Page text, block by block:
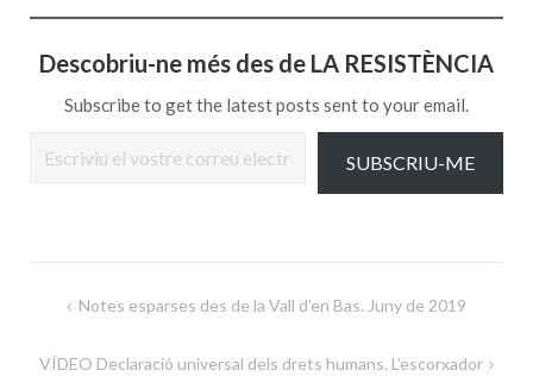
Descobriu-ne més des de LA RESISTÈNCIA
Subscribe to get the latest posts sent to your email.
SUBSCRIU-ME
Navegació
Notes esparses des de la Vall d’en Bas. Juny de 2019
VÍDEO Declaració universal dels drets humans. L’escorxador